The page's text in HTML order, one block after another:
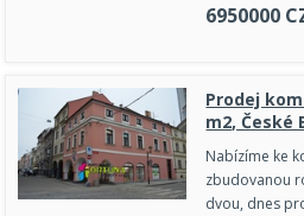
6950000
Prodej
m2, České
Nabízíme ke
zbudovanou
dvou, dnes